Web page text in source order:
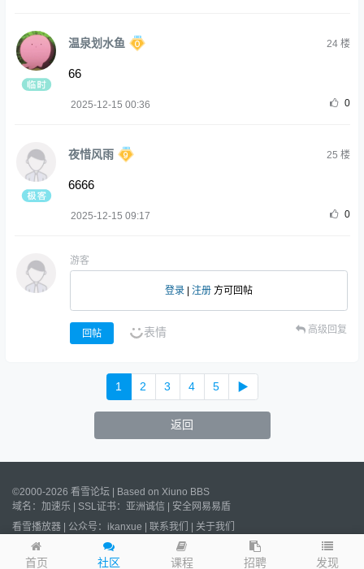
首页 社区 课程 招聘 发现
温泉划水鱼 24楼
66
2025-12-15 00:36 0
夜惜风雨 25 楼
6666
2025-12-15 09:17 0
游客
登录 注册 方可回帖
回帖 表情 高级回复
1 2 3 4 5 ▶
返回
©2000-2026 看雪论坛 | Based on Xiuno BBS
域名： 加速乐 | SSL证书： 亚洲诚信 | 安全网易易盾
看雪播放器 | 公众号：ikanxue | 联系我们 | 关于我们
Processed:
s, SQL: 沪ICP备2022023406号 /沪公网安备
31011502006611号